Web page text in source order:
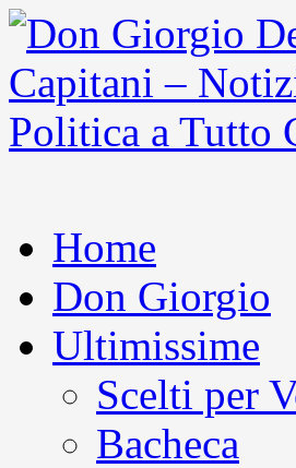
Home
Don Giorgio
Ultimissime
Scelti per
Bacheca